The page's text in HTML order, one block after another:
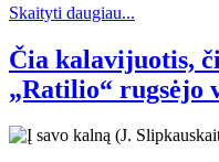
Skaityti daugiau...
Čia kalavijuotis,
„Ratilio“ rugsėjo